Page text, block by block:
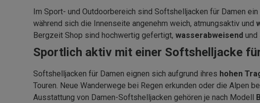
Im Sport- und Outdoorbereich sind Softshelljacken für Damen
während sich die Innenseite angenehm weich, atmungsaktiv und
Bergzeit Shop sind hochwertig gefertigt, wasserabweisend und
Sportlich aktiv mit einer Softshelljacke
Softshelljacken für Damen eignen sich aufgrund ihres hohen
Touren. Neue Wanderwege bei Regen erkunden oder die Alpen
Ausstattung von Damen-Softshelljacken gehören je nach Modell